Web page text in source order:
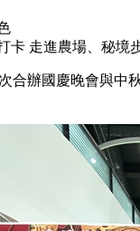
卡 走進農場、秘境
合辦國慶晚會與中